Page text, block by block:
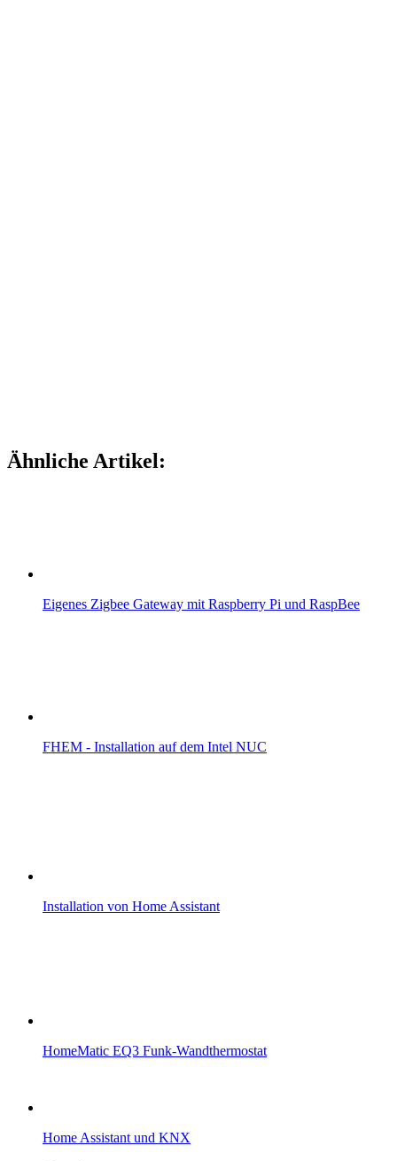
Ähnliche Artikel:
Eigenes Zigbee Gateway mit Raspberry Pi und RaspBee
FHEM - Installation auf dem Intel NUC
Installation von Home Assistant
HomeMatic EQ3 Funk-Wandthermostat
Home Assistant und KNX